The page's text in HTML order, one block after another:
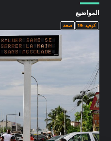
المواضيع
كوفيد-19 صحة